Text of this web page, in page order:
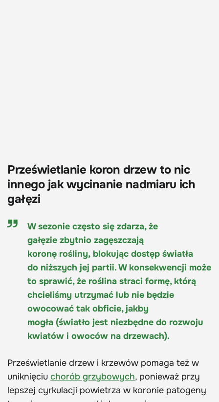
Prześwietlanie koron drzew to nic
innego jak wycinanie nadmiaru ich
gałęzi
W sezonie często się zdarza, że
gałęzie zbytnio zagęszczają
koronę rośliny, blokując dostęp światła
do niższych jej partii. W konsekwencji może
to sprawić, że roślina straci formę, którą
chcieliśmy utrzymać lub nie będzie
owocować tak obficie, jakby
mogła (światło jest niezbędne do rozwoju
kwiatów i owoców na drzewach).
Prześwietlanie drzew i krzewów pomaga też w
uniknięciu chorób grzybowych, ponieważ przy
lepszej cyrkulacji powietrza w koronie patogeny